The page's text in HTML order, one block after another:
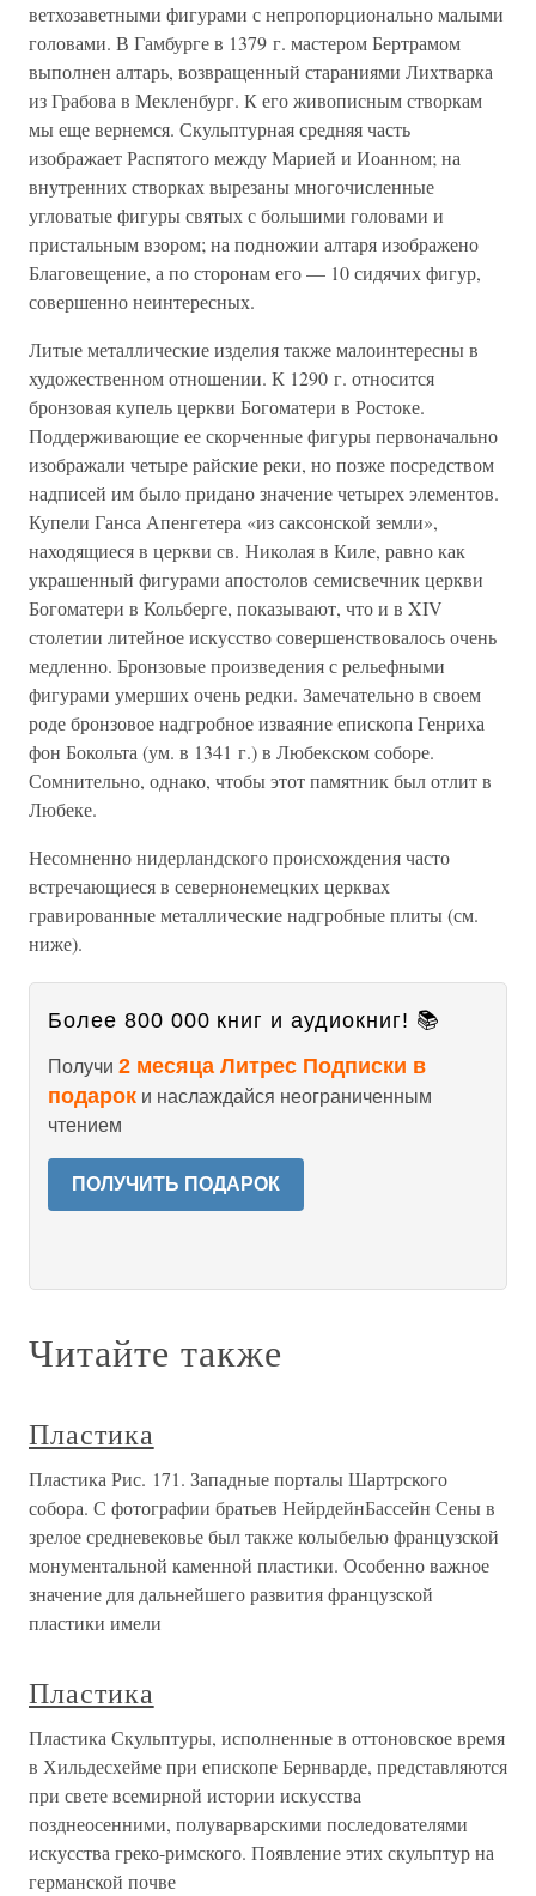
ветхозаветными фигурами с непропорционально малыми
головами. В Гамбурге в 1379 г. мастером Бертрамом
выполнен алтарь, возвращенный стараниями Лихтварка
из Грабова в Мекленбург. К его живописным створкам
мы еще вернемся. Скульптурная средняя часть
изображает Распятого между Марией и Иоанном; на
внутренних створках вырезаны многочисленные
угловатые фигуры святых с большими головами и
пристальным взором; на подножии алтаря изображено
Благовещение, а по сторонам его — 10 сидячих фигур,
совершенно неинтересных.
Литые металлические изделия также малоинтересны в
художественном отношении. К 1290 г. относится
бронзовая купель церкви Богоматери в Ростоке.
Поддерживающие ее скорченные фигуры первоначально
изображали четыре райские реки, но позже посредством
надписей им было придано значение четырех элементов.
Купели Ганса Апенгетера «из саксонской земли»,
находящиеся в церкви св. Николая в Киле, равно как
украшенный фигурами апостолов семисвечник церкви
Богоматери в Кольберге, показывают, что и в XIV
столетии литейное искусство совершенствовалось очень
медленно. Бронзовые произведения с рельефными
фигурами умерших очень редки. Замечательно в своем
роде бронзовое надгробное изваяние епископа Генриха
фон Бокольта (ум. в 1341 г.) в Любекском соборе.
Сомнительно, однако, чтобы этот памятник был отлит в
Любеке.
Несомненно нидерландского происхождения часто
встречающиеся в севернонемецких церквах
гравированные металлические надгробные плиты (см.
ниже).
Более 800 000 книг и аудиокниг! 📚
Получи 2 месяца Литрес Подписки в
подарок и наслаждайся неограниченным
чтением
ПОЛУЧИТЬ ПОДАРОК
Читайте также
Пластика
Пластика Рис. 171. Западные порталы Шартрского
собора. С фотографии братьев НейрдейнБассейн Сены в
зрелое средневековье был также колыбелью французской
монументальной каменной пластики. Особенно важное
значение для дальнейшего развития французской
пластики имели
Пластика
Пластика Скульптуры, исполненные в оттоновское время
в Хильдесхейме при епископе Бернварде, представляются
при свете всемирной истории искусства
позднеосенними, полуварварскими последователями
искусства греко-римского. Появление этих скульптур на
германской почве